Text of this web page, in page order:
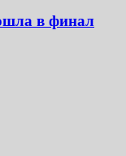
в финал